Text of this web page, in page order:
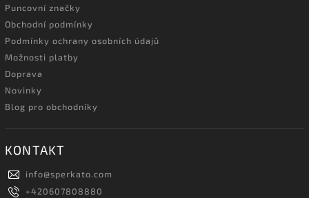
Puncovní značky
Obchodní podmínky
Podmínky ochrany osobních údajů
Možnosti platby
Doprava
Novinky
Blog pro obchodníky
KONTAKT
info@sperkato.com
+420607808880